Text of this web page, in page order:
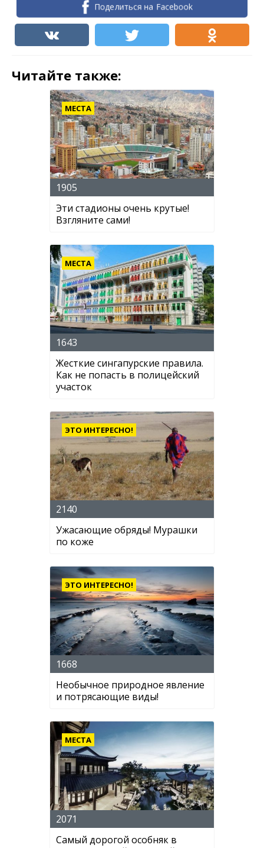
Поделиться на Facebook
Читайте также:
МЕСТА
1905
Эти стадионы очень крутые!
Взгляните сами!
МЕСТА
1643
Жесткие сингапурские правила.
Как не попасть в полицейский
участок
ЭТО ИНТЕРЕСНО!
2140
Ужасающие обряды! Мурашки
по коже
ЭТО ИНТЕРЕСНО!
1668
Необычное природное явление
и потрясающие виды!
МЕСТА
2071
Самый дорогой особняк в